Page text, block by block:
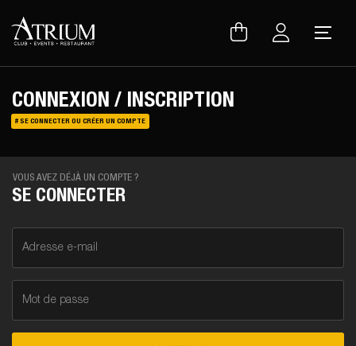
Warning: Uninitialized string offset 0 in
/var/www/vhosts/atrium.club/inc/lib/lang.lib.phpon line 150
CONNEXION / INSCRIPTION
# SE CONNECTER OU CRÉER UN COMPTE
VOUS AVEZ DÉJÀ UN COMPTE ?
SE CONNECTER
Adresse e-mail
Mot de passe